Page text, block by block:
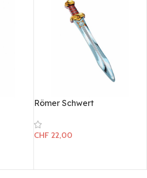
Römer Schwert
CHF 22,00